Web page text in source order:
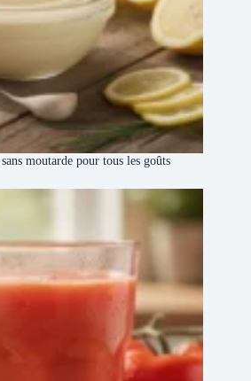
moutarde pour tous les goûts